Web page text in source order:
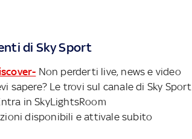
di Sky Sport
Non perderti live, news e video
sapere? Le trovi sul canale di Sky Sport
in SkyLightsRoom
disponibili e attivale subito